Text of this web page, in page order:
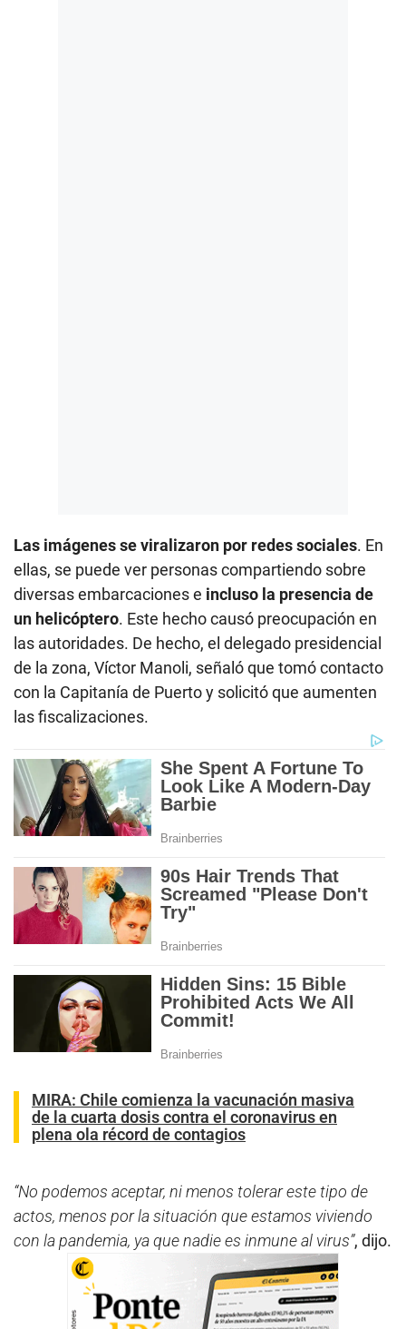
Las imágenes se viralizaron por redes sociales. En
ellas, se puede ver personas compartiendo sobre
diversas embarcaciones e incluso la presencia de
un helicóptero. Este hecho causó preocupación en
las autoridades. De hecho, el delegado presidencial
de la zona, Víctor Manoli, señaló que tomó contacto
con la Capitanía de Puerto y solicitó que aumenten
las fiscalizaciones.
MIRA: Chile comienza la vacunación masiva
de la cuarta dosis contra el coronavirus en
plena ola récord de contagios
“No podemos aceptar, ni menos tolerar este tipo de
actos, menos por la situación que estamos viviendo
con la pandemia, ya que nadie es inmune al virus”, dijo.